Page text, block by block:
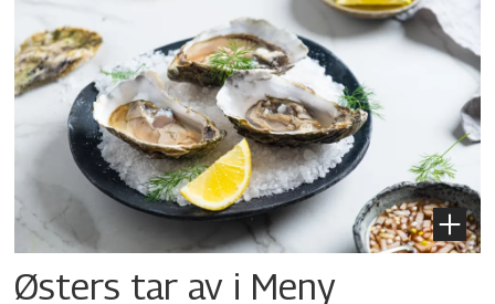
Østers tar av i Meny